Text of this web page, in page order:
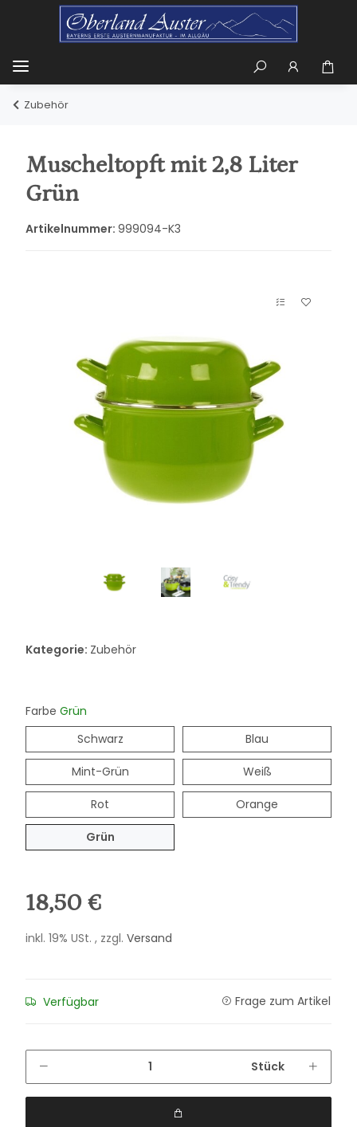
Zubehör
Muscheltopft mit 2,8 Liter
Grün
Artikelnummer: 999094-K3
Kategorie: Zubehör
Farbe Grün
SchwarzSchwarz Blau
Mint-GrünMint-Grün WeißWeiß
Rot Orange
GrünGrün
18,50 €
inkl. 19% USt. , zzgl. Versand
Verfügbar Frage zum Artikel
Stück